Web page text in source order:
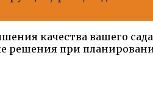
качества вашего
решения при